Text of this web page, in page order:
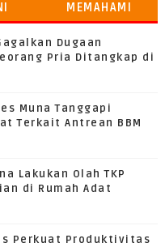
MEMAHAMI
Dugaan
Pria Ditangkap di
Muna Tanggapi
Terkait Antrean BBM
Lakukan Olah TKP
di Rumah Adat
Perkuat Produktivitas